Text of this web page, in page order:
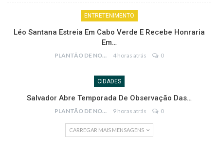
ENTRETENIMENTO
Léo Santana Estreia Em Cabo Verde E Recebe Honraria
Em…
PLANTÃO DE NOTÍCIAS 4 horas atrás 0
CIDADES
Salvador Abre Temporada De Observação Das…
PLANTÃO DE NOTÍCIAS 9 horas atrás 0
CARREGAR MAIS MENSAGENS